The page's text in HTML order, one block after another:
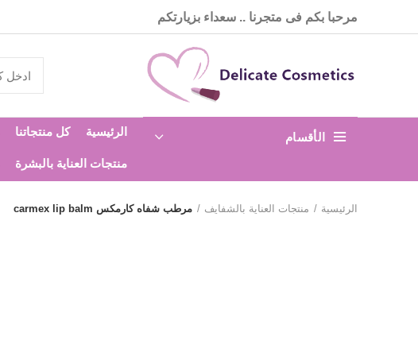
مرحبا بكم فى متجرنا .. سعداء بزيارتكم
الأقسام الرئيسية كل منتجاتنا
منتجات العناية بالبشرة
الرئيسية منتجات العناية بالشفايف مرطب شفاه كارمكس carmex lip balm